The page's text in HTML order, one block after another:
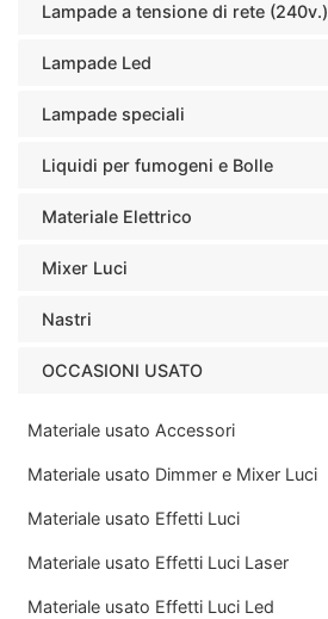
Lampade a tensione di rete (240v.)
Lampade Led
Lampade speciali
Liquidi per fumogeni e Bolle
Materiale Elettrico
Mixer Luci
Nastri
OCCASIONI USATO
Materiale usato Accessori
Materiale usato Dimmer e Mixer Luci
Materiale usato Effetti Luci
Materiale usato Effetti Luci Laser
Materiale usato Effetti Luci Led